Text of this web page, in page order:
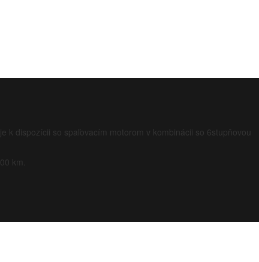
k dispozícii so spaľovacím motorom v kombinácii so 6stupňovou
km.